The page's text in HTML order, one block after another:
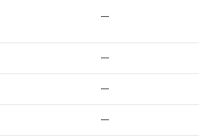
—
—
—
—